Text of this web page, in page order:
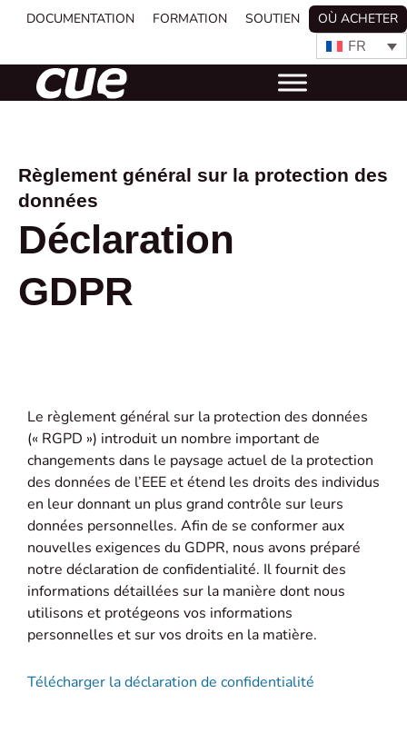
DOCUMENTATION FORMATION SOUTIEN OÙ ACHETER
FR
Règlement général sur la protection des
données
Déclaration
GDPR
Le règlement général sur la protection des données
(« RGPD ») introduit un nombre important de
changements dans le paysage actuel de la protection
des données de l’EEE et étend les droits des individus
en leur donnant un plus grand contrôle sur leurs
données personnelles. Afin de se conformer aux
nouvelles exigences du GDPR, nous avons préparé
notre déclaration de confidentialité. Il fournit des
informations détaillées sur la manière dont nous
utilisons et protégeons vos informations
personnelles et sur vos droits en la matière.
Télécharger la déclaration de confidentialité